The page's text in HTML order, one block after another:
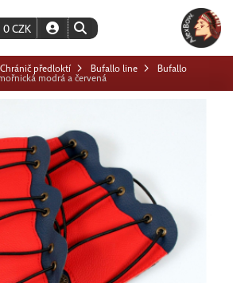
0CZK
Chránič předloktí Bufallo line Bufallo
modrá a červená